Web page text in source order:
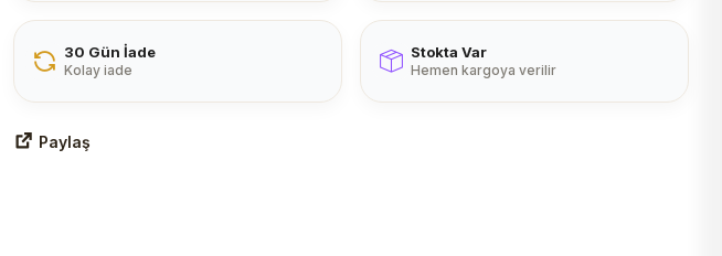
30 Gün İade
Kolay iade
Stokta Var
Hemen kargoya verilir
Paylaş